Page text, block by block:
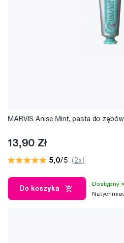
MARVIS Anise Mint, pasta do
13,90 Zł
5,0/5 (2x)
Do koszyka
Dostępny